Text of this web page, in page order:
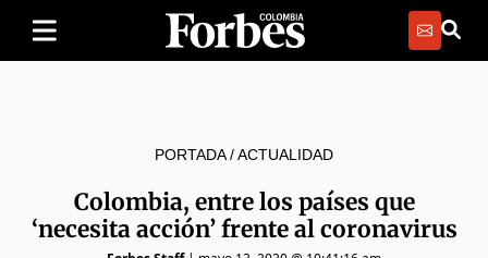
PORTADA/ACTUALIDAD
Colombia, entre los países que
‘necesita acción’ frente al coronavirus